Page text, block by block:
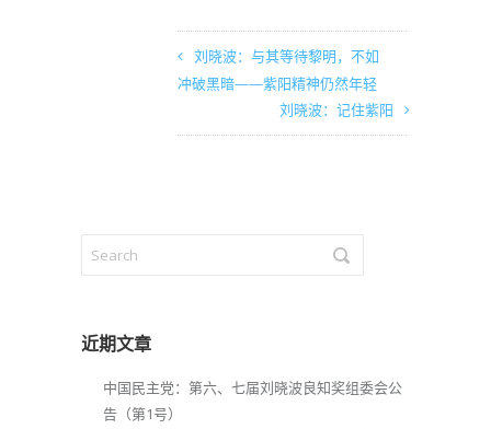
刘晓波：与其等待黎明，不如
冲破黑暗——紫阳精神仍然年轻
刘晓波：记住紫阳
近期文章
中国民主党：第六、七届刘晓波良知奖组委会公
告（第1号）